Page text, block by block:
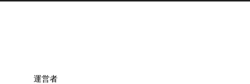
運営者